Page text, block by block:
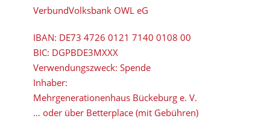
VerbundVolksbank OWL eG
IBAN: DE73 4726 0121 7140 0108 00
BIC: DGPBDE3MXXX
Verwendungszweck: Spende
Inhaber:
Mehrgenerationenhaus Bückeburg e. V.
… oder über Betterplace (mit Gebühren)